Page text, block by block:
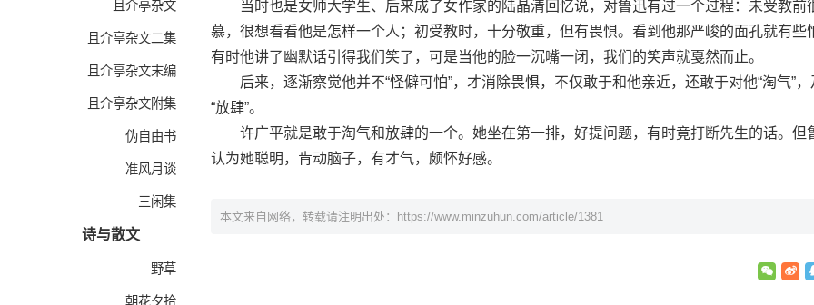
且介亭杂文
且介亭杂文二集
且介亭杂文末编
且介亭杂文附集
伪自由书
准风月谈
三闲集
诗与散文
野草
朝花夕拾
当时也是女师大学生、后来成了女作家的陆晶清回忆说，对鲁迅有过一个过程：未受教前
慕，很想看看他是怎样一个人；初受教时，十分敬重，但有畏惧。看到他那严峻的面孔就有些
有时他讲了幽默话引得我们笑了，可是当他的脸一沉嘴一闭，我们的笑声就戛然而止。
后来，逐渐察觉他并不“怪僻可怕”，才消除畏惧，不仅敢于和他亲近，还敢于对他“淘气”，
“放肆”。
许广平就是敢于淘气和放肆的一个。她坐在第一排，好提问题，有时竟打断先生的话。但
认为她聪明，肯动脑子，有才气，颇怀好感。
本文来自网络，转载请注明出处： https://www.minzuhun.com/article/1381